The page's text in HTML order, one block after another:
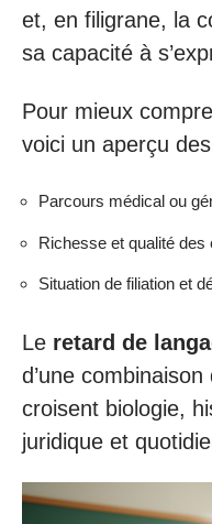
et, en filigrane, la
sa capacité à
Pour mieux
voici un aperçu
Parcours médical ou
Richesse et qualité
Situation de filiation et
Le retard de
d’une
croisent biologie,
juridique et